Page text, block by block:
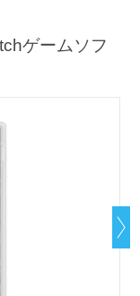
ゲームソフ